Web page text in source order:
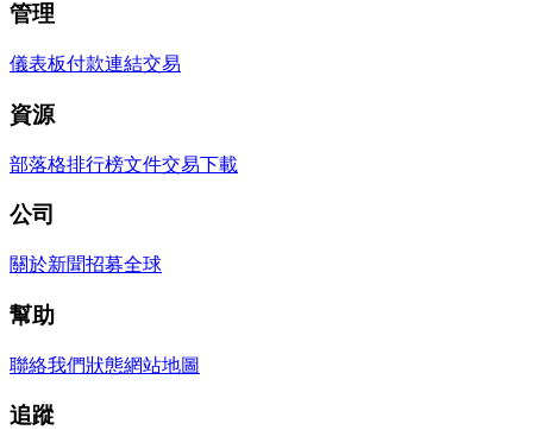
管理
儀表板付款連結交易
資源
部落格排行榜文件交易下載
公司
關於新聞招募全球
幫助
聯絡我們狀態網站地圖
追蹤